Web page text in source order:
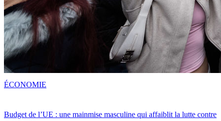
Budget de l’UE : une mainmise masculine qui affaiblit la lutte contre
ÉCONOMIE